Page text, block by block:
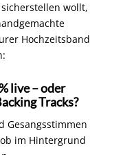
wollt,
Hochzeitsband
live – oder
Tracks?
Gesangsstimmen
im Hintergrund